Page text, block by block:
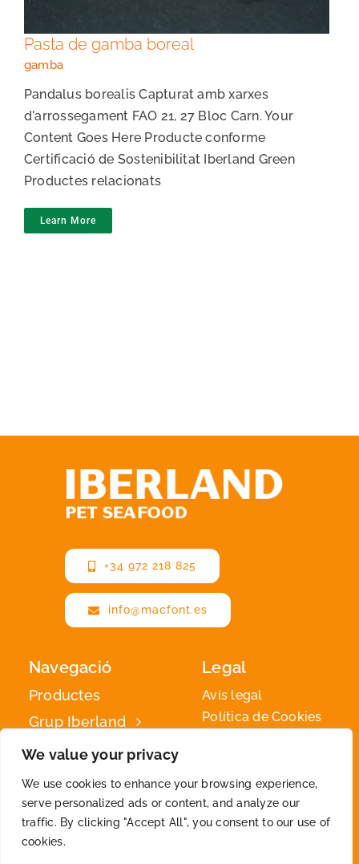
We value your privacy
We use cookies to enhance your browsing experience,
serve personalized ads or content, and analyze our
traffic. By clicking "Accept All", you consent to our use of
cookies.
Pasta de gamba boreal
gamba
Pandalus borealis Capturat amb xarxes
d'arrossegament FAO 21, 27 Bloc Carn. Your
Content Goes Here Producte conforme
Certificació de Sostenibilitat Iberland Green
Productes relacionats
Learn More
+34 972 218 825
info@macfont.es
Navegació
Productes
Grup Iberland
Iberland
Green
Contacte
Legal
Avís legal
Política de Cookies
2026 © By